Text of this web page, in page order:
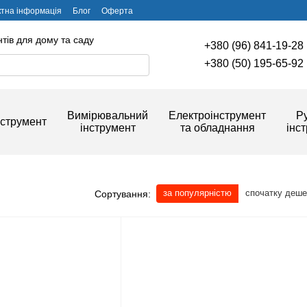
інформація Блог Оферта
для дому та саду
+380 (96) 841-19-28
+380 (50) 195-65-92
Вимірювальний
інструмент
Електроінструмент
та обладнання
Сортування: за популярністю спочатку